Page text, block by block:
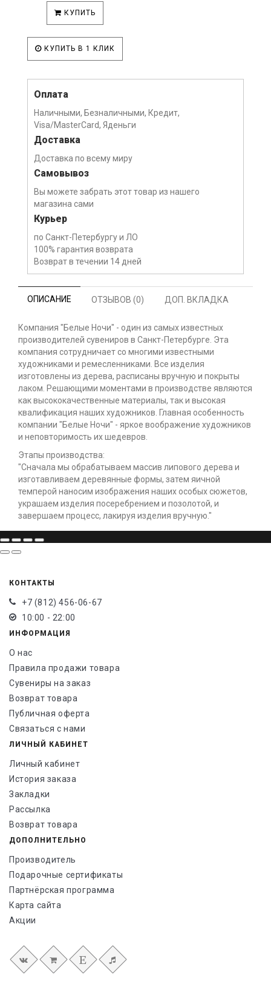
КУПИТЬ
КУПИТЬ В 1 КЛИК
Оплата
Наличными, Безналичными, Кредит,
Visa/MasterCard, Яденьги
Доставка
Доставка по всему миру
Самовывоз
Вы можете забрать этот товар из нашего
магазина сами
Курьер
по Санкт-Петербургу и ЛО
100% гарантия возврата
Возврат в течении 14 дней
ОПИСАНИЕ ОТЗЫВОВ (0) ДОП. ВКЛАДКА
Компания "Белые Ночи" - один из самых известных
производителей сувениров в Санкт-Петербурге. Эта
компания сотрудничает со многими известными
художниками и ремесленниками. Все изделия
изготовлены из дерева, расписаны вручную и покрыты
лаком. Решающими моментами в производстве являются
как высококачественные материалы, так и высокая
квалификация наших художников. Главная особенность
компании "Белые Ночи" - яркое воображение художников
и неповторимость их шедевров.
Этапы производства:
"Сначала мы обрабатываем массив липового дерева и
изготавливаем деревянные формы, затем яичной
темперой наносим изображения наших особых сюжетов,
украшаем изделия посеребрением и позолотой, и
завершаем процесс, лакируя изделия вручную."
КОНТАКТЫ
+7 (812) 456-06-67
10:00 - 22:00
ИНФОРМАЦИЯ
О нас
Правила продажи товара
Сувениры на заказ
Возврат товара
Публичная оферта
Связаться с нами
ЛИЧНЫЙ КАБИНЕТ
Личный кабинет
История заказа
Закладки
Рассылка
Возврат товара
ДОПОЛНИТЕЛЬНО
Производитель
Подарочные сертификаты
Партнёрская программа
Карта сайта
Акции